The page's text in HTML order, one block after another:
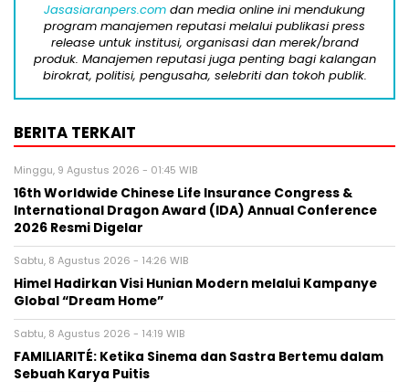
Jasasiaranpers.com dan media online ini mendukung
program manajemen reputasi melalui publikasi press
release untuk institusi, organisasi dan merek/brand
produk. Manajemen reputasi juga penting bagi kalangan
birokrat, politisi, pengusaha, selebriti dan tokoh publik.
BERITA TERKAIT
Minggu, 9 Agustus 2026 - 01:45 WIB
16th Worldwide Chinese Life Insurance Congress &
International Dragon Award (IDA) Annual Conference
2026 Resmi Digelar
Sabtu, 8 Agustus 2026 - 14:26 WIB
Himel Hadirkan Visi Hunian Modern melalui Kampanye
Global “Dream Home”
Sabtu, 8 Agustus 2026 - 14:19 WIB
FAMILIARITÉ: Ketika Sinema dan Sastra Bertemu dalam
Sebuah Karya Puitis